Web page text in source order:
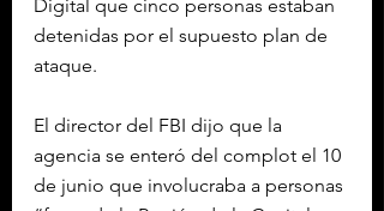
Digital que cinco personas estaban
detenidas por el supuesto plan de
ataque.
El director del FBI dijo que la
agencia se enteró del complot el 10
de junio que involucraba a personas